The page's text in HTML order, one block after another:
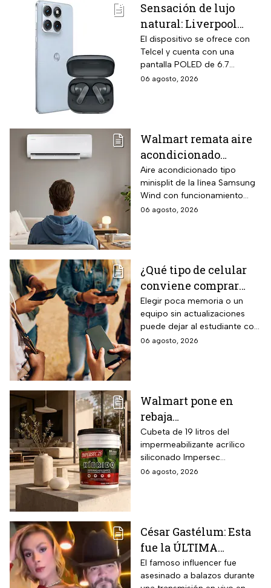
Sensación de lujo
natural: Liverpool
remata el Motorola
Edge 70 Fusion de
256GB de
almacenamiento,
El dispositivo se ofrece con
Telcel y cuenta con una
pantalla POLED de 6.7
pulgadas y funciones
06 agosto, 2026
Walmart remata aire
acondicionado
Samsung Wind
Inverter frío y calor 1
tonelada con WiFi y
$3,500 de descuento
Aire acondicionado tipo
minisplit de la línea Samsung
Wind con funcionamiento
bidireccional frío y calor
capacidad de gestión
mediante inteligencia artificial
con modo AI Auto Cooling
que ajusta automáticamente
el rendimiento según
06 agosto, 2026
¿Qué tipo de celular
conviene comprar
para el regreso a
clases? La guía según
el nivel escolar
Elegir poca memoria o un
equipo sin actualizaciones
puede dejar al estudiante con
un celular lento e
06 agosto, 2026
Walmart pone en
rebaja
impermeabilizante
ecológico Impersec 10
años con caucho
reciclado de 19 litros
Cubeta de 19 litros del
impermeabilizante acrílico
siliconado Impersec
formulado con hasta 60 por
térmicas frente al frío y calor,
reducción del paso de ruidos
exteriores y aplicación directa
mediante cepillo de ixtle sin
necesidad de tela de refuerzo
06 agosto, 2026
César Gastélum: Esta
fue la ÚLTIMA
publicación del
influencer en redes
El famoso influencer fue
asesinado a balazos durante